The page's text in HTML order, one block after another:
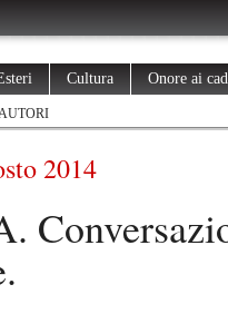
Cultura Onore ai
2014